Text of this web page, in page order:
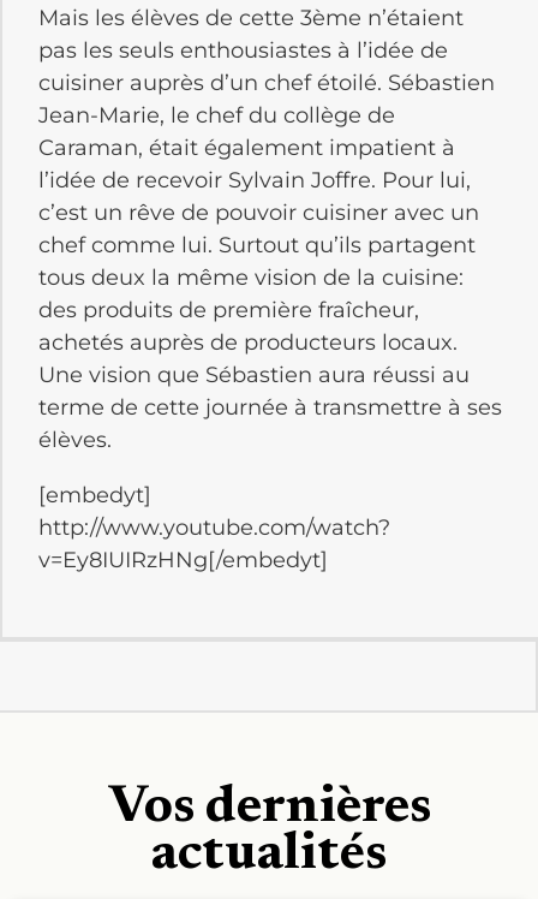
Mais les élèves de cette 3ème n’étaient
pas les seuls enthousiastes à l’idée de
cuisiner auprès d’un chef étoilé. Sébastien
Jean-Marie, le chef du collège de
Caraman, était également impatient à
l’idée de recevoir Sylvain Joffre. Pour lui,
c’est un rêve de pouvoir cuisiner avec un
chef comme lui. Surtout qu’ils partagent
tous deux la même vision de la cuisine:
des produits de première fraîcheur,
achetés auprès de producteurs locaux.
Une vision que Sébastien aura réussi au
terme de cette journée à transmettre à ses
élèves.
[embedyt]
http://www.youtube.com/watch?
v=Ey8IUIRzHNg[/embedyt]
Vos dernières
actualités